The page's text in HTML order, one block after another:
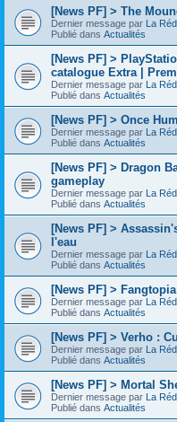
[News PF] > The
Dernier message par La
Publié dans Actualités
[News PF] >
catalogue Extra |
Dernier message par La
Publié dans Actualités
[News PF] > Once
Dernier message par La
Publié dans Actualités
[News PF] > Dragon
gameplay
Dernier message par La
Publié dans Actualités
[News PF] >
l'eau
Dernier message par La
Publié dans Actualités
[News PF] >
Dernier message par La
Publié dans Actualités
[News PF] > Verho :
Dernier message par La
Publié dans Actualités
[News PF] > Mortal
Dernier message par La
Publié dans Actualités